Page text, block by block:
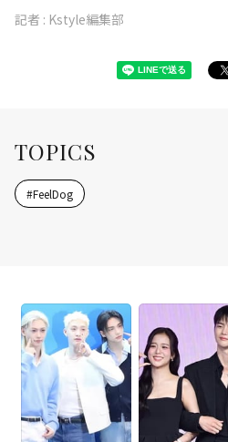
記者 : Kstyle編集部
TOPICS
#FeelDog